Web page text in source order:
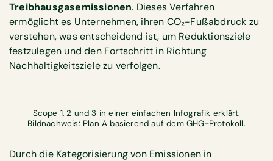
Treibhausgasemissionen. Dieses Verfahren
ermöglicht es Unternehmen, ihren CO₂-Fußabdruck zu
verstehen, was entscheidend ist, um Reduktionsziele
festzulegen und den Fortschritt in Richtung
Nachhaltigkeitsziele zu verfolgen.
Scope 1, 2 und 3 in einer einfachen Infografik erklärt.
Bildnachweis: Plan A basierend auf dem GHG-Protokoll.
Durch die Kategorisierung von Emissionen in